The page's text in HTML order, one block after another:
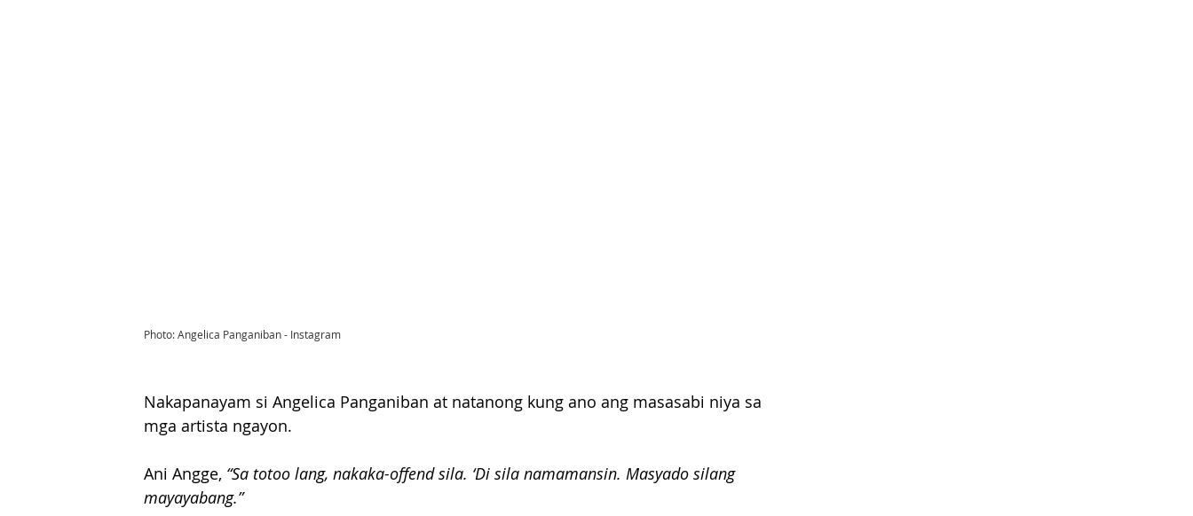
Photo: Angelica Panganiban - Instagram
Nakapanayam si Angelica Panganiban at natanong kung ano ang masasabi niya sa
mga artista ngayon.
Ani Angge, “Sa totoo lang, nakaka-offend sila. ‘Di sila namamansin. Masyado silang
mayayabang.”